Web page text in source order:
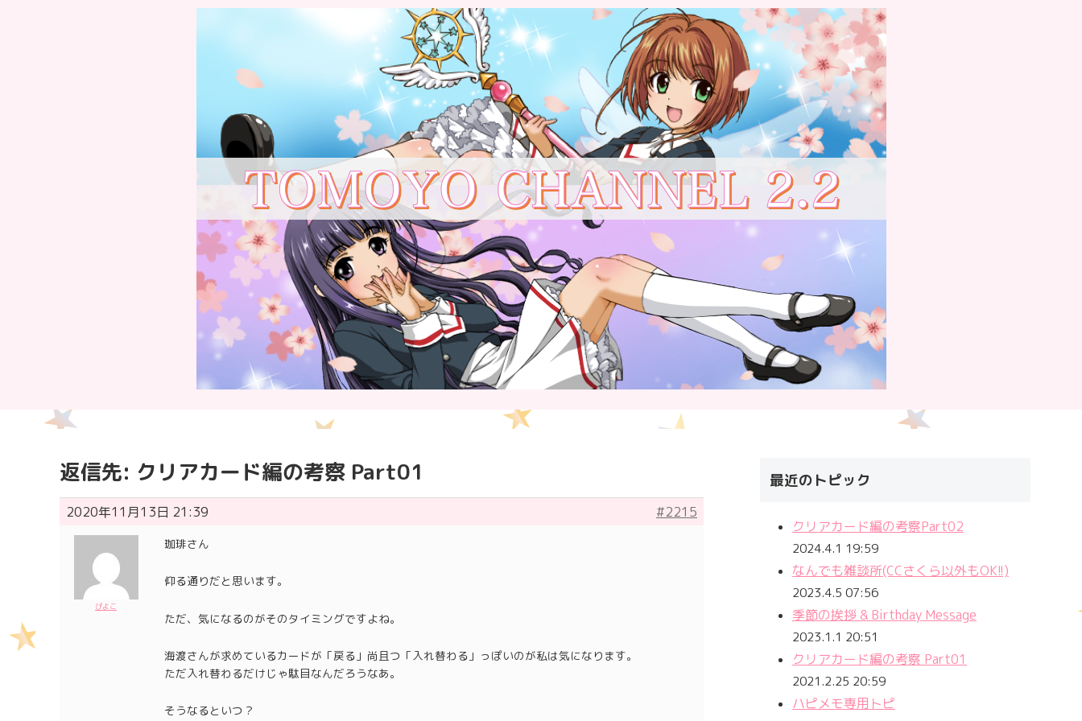
返信先: クリアカード編の考察 Part01
2020年11月13日 21:39 #2215
ぴよこ
珈琲さん
仰る通りだと思います。
ただ、気になるのがそのタイミングですよね。
海渡さんが求めているカードが「戻る」尚且つ「入れ替わる」っぽいのが私は気になります。
ただ入れ替わるだけじゃ駄目なんだろうなあ。
そうなるといつ？
最近のトピック
クリアカード編の考察Part02
2024.4.1 19:59
なんでも雑談所(CCさくら以外もOK!!)
2023.4.5 07:56
季節の挨拶 & Birthday Message
2023.1.1 20:51
クリアカード編の考察 Part01
2021.2.25 20:59
ハピメモ専用トピ